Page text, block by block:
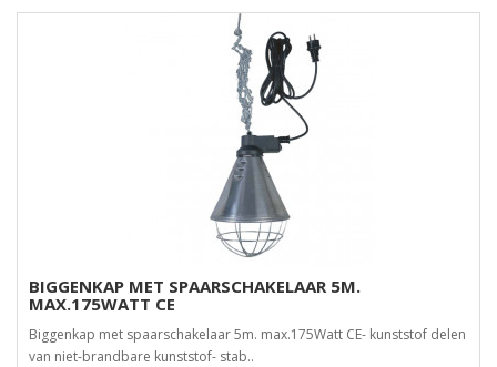
BIGGENKAP MET SPAARSCHAKELAAR 5M.
MAX.175WATT CE
Biggenkap met spaarschakelaar 5m. max.175Watt CE- kunststof delen
van niet-brandbare kunststof- stab..